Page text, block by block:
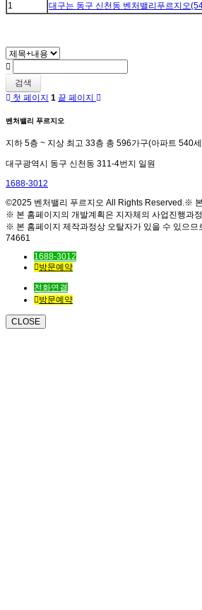
1 대구는 동구 신천동 벤처밸리푸르지오
검색
첫 페이지 1 끝 페이지
벤처밸리 푸르지오
지하 5층 ~ 지상 최고 33층 총 596가구(아파트 540
대구광역시 동구 신천동 311-4번지 일원
1688-3012
©2025 벤처밸리 푸르지오 All Rights Reserved.※
※ 본 홈페이지의 개발계획은 지자체의 사업진행과
※ 본 홈페이지 제작과정상 오탈자가 있을 수 있으
74661
1688-3012
방문예약
전화연결
방문예약
CLOSE